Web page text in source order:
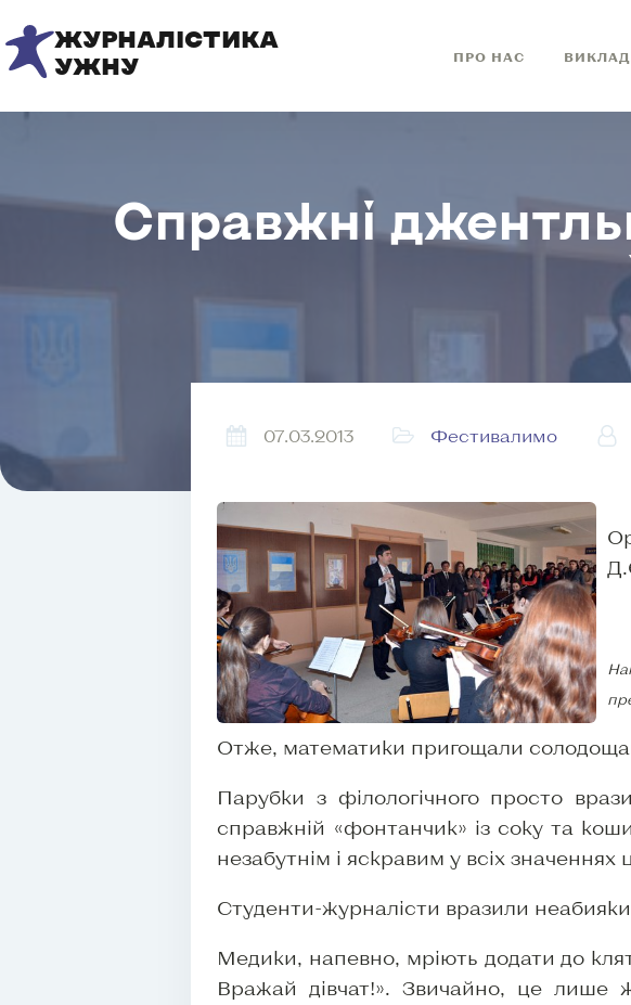
ЖУРНАЛІСТИКА
УЖНУ
ПРО НАС
Справжні
07.03.2013 Фестивалимо
Отже, математики пригощали
Парубки з філологічного просто
справжній «фонтанчик» із соку та
незабутнім і яскравим у всіх значеннях
Студенти-журналісти вразили
Медики, напевно, мріють додати до
Вражай дівчат!». Звичайно, це лише